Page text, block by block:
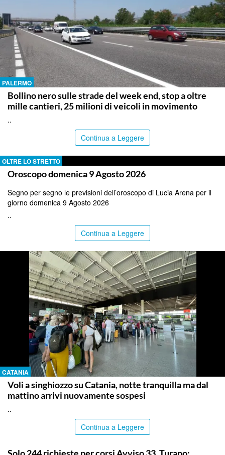
PALERMO
Bollino nero sulle strade del week end, stop a oltre
mille cantieri, 25 milioni di veicoli in movimento
..
Continua a Leggere
OLTRE LO STRETTO
Oroscopo domenica 9 Agosto 2026
Segno per segno le previsioni dell’oroscopo di Lucia Arena per il
giorno domenica 9 Agosto 2026
..
Continua a Leggere
CATANIA
Voli a singhiozzo su Catania, notte tranquilla ma dal
mattino arrivi nuovamente sospesi
..
Continua a Leggere